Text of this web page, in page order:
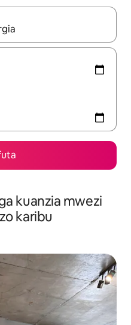
vinjari kwa kutumia vitufe vya
kuanzia mwezi
karibu